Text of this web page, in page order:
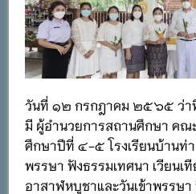
วันที่ ๑๒ กรกฎาคม ๒๕๖๕ ว่
มี ผู้อำนวยการสถานศึกษา คณ
ศึกษาปีที่ ๔-๕ โรงเรียนบ้านท่
พรรษา ฟังธรรมเทศนา เวียนเ
อาสาฬหบูชาและวันเข้าพรรษ